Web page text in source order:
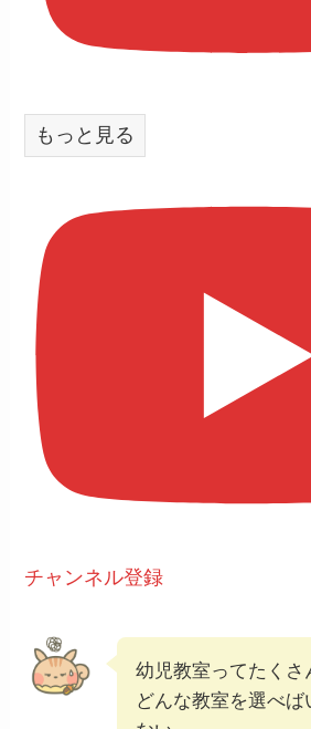
もっと見る
チャンネル登録
幼児教室ってたくさ
どんな教室を選べば